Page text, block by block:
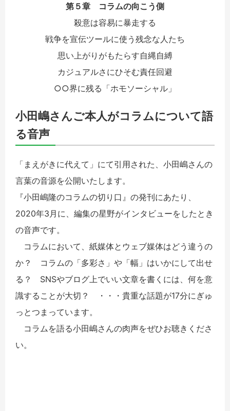
第５章 コラムの向こう側
殺意は容易に暴走する
戦争を宣伝ツールに使う残念な人たち
思い上がりがもたらす自縄自縛
カジュアルさにひそむ責任回避
○○界に残る「ホモソーシャル」
小田嶋さんご本人がコラムについて語
る音声
「まえがきに代えて」にて引用された、小田嶋さんの
言葉の音源を公開いたします。
『小田嶋隆のコラムの切り口』の発刊にあたり、
2020年3月に、編集の星野がインタビューをしたとき
の音声です。
コラムにおいて、紙媒体とウェブ媒体はどう違うの
か？ コラムの「多彩さ」や「幅」はいかにして出せ
る？ SNSやブログ上でいい文章を書くには、何を意
識することが大切？ ・・・貴重な話題が17分にぎゅ
っとつまっています。
コラムを語る小田嶋さんの肉声をぜひお聴きくださ
い。